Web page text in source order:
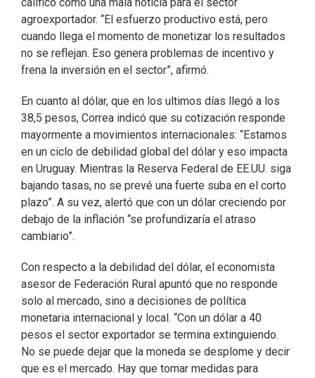
agroexportador. “El esfuerzo productivo está, pero
cuando llega el momento de monetizar los resultados
no se reflejan. Eso genera problemas de incentivo y
frena la inversión en el sector”, afirmó.
En cuanto al dólar, que en los ultimos días llegó a los
38,5 pesos, Correa indicó que su cotización responde
mayormente a movimientos internacionales: “Estamos
en un ciclo de debilidad global del dólar y eso impacta
en Uruguay. Mientras la Reserva Federal de EE.UU. siga
bajando tasas, no se prevé una fuerte suba en el corto
plazo”. A su vez, alertó que con un dólar creciendo por
debajo de la inflación “se profundizaría el atraso
cambiario”.
Con respecto a la debilidad del dólar, el economista
asesor de Federación Rural apuntó que no responde
solo al mercado, sino a decisiones de política
monetaria internacional y local. “Con un dólar a 40
pesos el sector exportador se termina extinguiendo.
No se puede dejar que la moneda se desplome y decir
que es el mercado. Hay que tomar medidas para